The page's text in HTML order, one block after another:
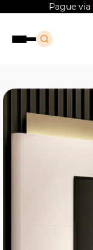
Pague via